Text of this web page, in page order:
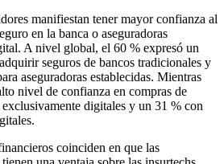
manifiestan tener mayor confianza al
en la banca o aseguradoras
A nivel global, el 60 % expresó un
seguros de bancos tradicionales y
aseguradoras establecidas. Mientras
nivel de confianza en compras de
exclusivamente digitales y un 31 % con
coinciden en que las